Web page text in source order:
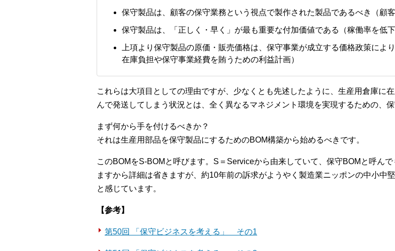
保守製品は、顧客の保守業務という視点で製作された製品であるべき（顧
保守製品は、「正しく・早く」が最も重要な付加価値である（稼働率を低下
上項より保守製品の原価・販売価格は、保守事業が成立する価格政策によ
在庫負担や保守事業経費を賄うための利益計画）
これらは大項目としての理由ですが、少なくとも先述したように、生産用倉庫に
んで発送してしまう状況とは、全く異なるマネジメント環境を実現するための、
まず何から手を付けるべきか？
それは生産用部品を保守製品にするためのBOM構築から始めるべきです。
このBOMをS-BOMと呼びます。S＝Serviceから由来していて、保守BOMと呼ん
ますから詳細は省きますが、約10年前の訴求がようやく製造業ニッポンの中小中
と感じています。
【参考】
第50回 「保守ビジネスを考える」 その1